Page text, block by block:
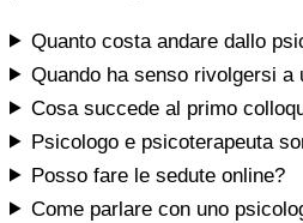
Quanto costa andare dallo
Quando ha senso rivolgersi a
Cosa succede al primo
Psicologo e psicoterapeuta
Posso fare le sedute online?
Come parlare con uno